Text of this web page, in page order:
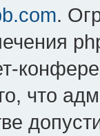
.
что